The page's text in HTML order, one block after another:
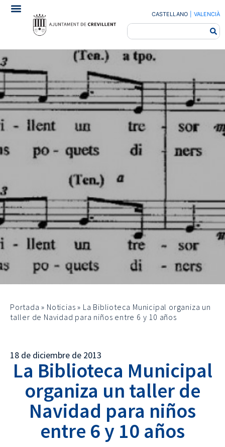
CASTELLANO VALENCIÀ
Portada » Noticias » La Biblioteca Municipal organiza un
taller de Navidad para niños entre 6 y 10 años
18 de diciembre de 2013
La Biblioteca Municipal
organiza un taller de
Navidad para niños
entre 6 y 10 años